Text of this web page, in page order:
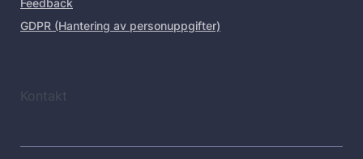
Feedback
GDPR (Hantering av personuppgifter)
Kontakt